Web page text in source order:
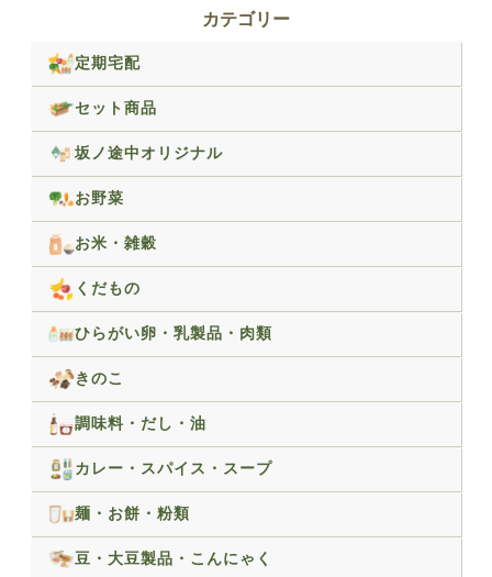
カテゴリー
定期宅配
セット商品
坂ノ途中オリジナル
お野菜
お米・雑穀
くだもの
ひらがい卵・乳製品・肉類
きのこ
調味料・だし・油
カレー・スパイス・スープ
麺・お餅・粉類
豆・大豆製品・こんにゃく